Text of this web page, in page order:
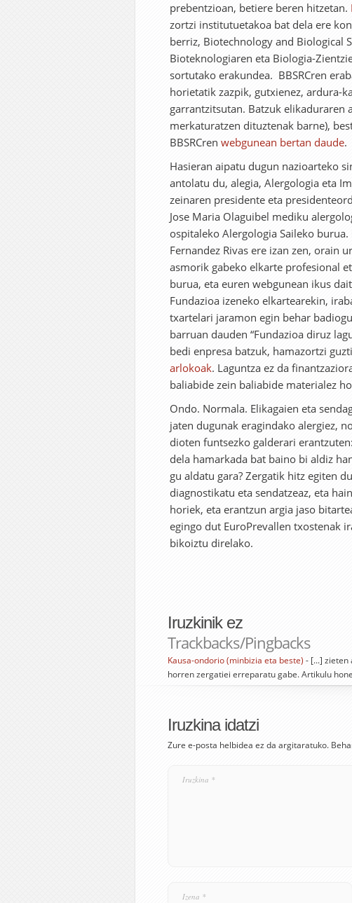
prebentzioan, betiere beren hitzetan.
zortzi institutuetakoa bat dela ere
berriz, Biotechnology and Biological
Bioteknologiaren eta Biologia-
sortutako erakundea. BBSRCren
horietatik zazpik, gutxienez, ardura-
garrantzitsutan. Batzuk
merkaturatzen dituztenak barne),
BBSRCren webgunean bertan daude.
Hasieran aipatu dugun nazioarteko
antolatu du, alegia, Alergologia eta
zeinaren presidente eta
Jose Maria Olaguibel mediku
ospitaleko Alergologia Saileko
Fernandez Rivas ere izan zen, orain
asmorik gabeko elkarte profesional
burua, eta euren webgunean ikus
Fundazioa izeneko elkartearekin,
txartelari jaramon egin behar
barruan dauden “Fundazioa diruz
bedi enpresa batzuk, hamazortzi
arlokoak. Laguntza ez da
baliabide zein baliabide materialez
Ondo. Normala. Elikagaien eta
jaten dugunak eragindako alergiez,
dioten funtsezko galderari
dela hamarkada bat baino bi aldiz
gu aldatu gara? Zergatik hitz egiten
diagnostikatu eta sendatzeaz, eta
horiek, eta erantzun argia jaso
egingo dut EuroPrevallen txostenak
bikoiztu direlako.
Iruzkinik ez
Trackbacks/Pingbacks
Kausa-ondorio (minbizia eta beste) - [...]
horren zergatiei erreparatu gabe. Artikulu
Iruzkina idatzi
Zure e-posta helbidea ez da argitaratuko.